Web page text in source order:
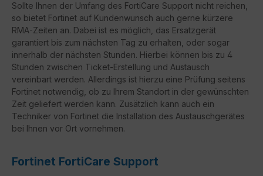
Sollte Ihnen der Umfang des FortiCare Support nicht reichen,
so bietet Fortinet auf Kundenwunsch auch gerne kürzere
RMA-Zeiten an. Dabei ist es möglich, das Ersatzgerät
garantiert bis zum nächsten Tag zu erhalten, oder sogar
innerhalb der nächsten Stunden. Hierbei können bis zu 4
Stunden zwischen Ticket-Erstellung und Austausch
vereinbart werden. Allerdings ist hierzu eine Prüfung seitens
Fortinet notwendig, ob zu Ihrem Standort in der gewünschten
Zeit geliefert werden kann. Zusätzlich kann auch ein
Techniker von Fortinet die Installation des Austauschgerätes
bei Ihnen vor Ort vornehmen.
Fortinet FortiCare Support